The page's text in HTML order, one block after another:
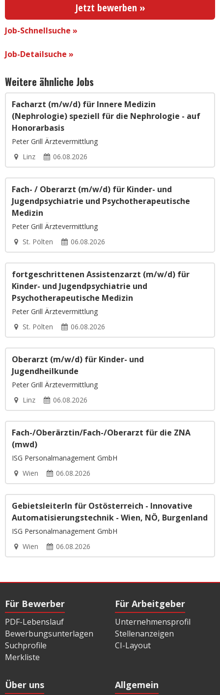
Jetzt bewerben »
Job-Schnellsuche »
Job-Detailsuche »
Weitere ähnliche Jobs
Facharzt (m/w/d) für Innere Medizin
(Nephrologie) speziell für die Nephrologie - auf
Honorarbasis
Peter Grill Ärztevermittlung
Linz
06.08.2026
Fach- / Oberarzt (m/w/d) für Kinder- und
Jugendpsychiatrie und Psychotherapeutische
Medizin
Peter Grill Ärztevermittlung
St. Pölten
06.08.2026
fortgeschrittenen Assistenzarzt (m/w/d) für
Kinder- und Jugendpsychiatrie und
Psychotherapeutische Medizin
Peter Grill Ärztevermittlung
St. Pölten
06.08.2026
Oberarzt (m/w/d) für Kinder- und
Jugendheilkunde
Peter Grill Ärztevermittlung
Linz
06.08.2026
Fach-/Oberärztin/Fach-/Oberarzt für die ZNA
(mwd)
ISG Personalmanagement GmbH
Wien
06.08.2026
GebietsleiterIn für Ostösterreich - Innovative
Automatisierungstechnik - Wien, NÖ, Burgenland
ISG Personalmanagement GmbH
Wien
06.08.2026
Für Bewerber
PDF-Lebenslauf
Bewerbungsunterlagen
Suchprofile
Merkliste
Für Arbeitgeber
Unternehmensprofil
Stellenanzeigen
CI-Layout
Über uns Allgemein